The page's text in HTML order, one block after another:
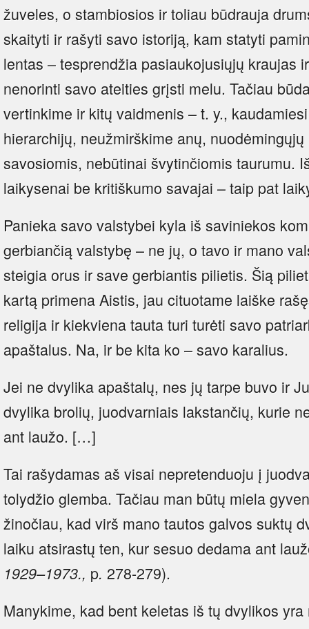
žuveles, o stambiosios ir toliau būdrauja
skaityti ir rašyti savo istoriją, kam statyti
lentas – tesprendžia pasiaukojusiųjų kraujas
nenorinti savo ateities grįsti melu. Tačiau
vertinkime ir kitų vaidmenis – t. y.,
hierarchijų, neužmirškime anų,
savosiomis, nebūtinai švytinčiomis taurumu.
laikysenai be kritiškumo savajai – taip pat
Panieka savo valstybei kyla iš saviniekos
gerbiančią valstybę – ne jų, o tavo ir mano
steigia orus ir save gerbiantis pilietis. Šią
kartą primena Aistis, jau cituotame laiške
religija ir kiekviena tauta turi turėti savo
apaštalus. Na, ir be kita ko – savo karalius.
Jei ne dvylika apaštalų, nes jų tarpe buvo ir
dvylika brolių, juodvarniais lakstančių, kurie
ant laužo. […]
Tai rašydamas aš visai nepretenduoju į
tolydžio glemba. Tačiau man būtų miela
žinočiau, kad virš mano tautos galvos suktų
laiku atsirastų ten, kur sesuo dedama ant
1929–1973., p. 278-279).
Manykime, kad bent keletas iš tų dvylikos